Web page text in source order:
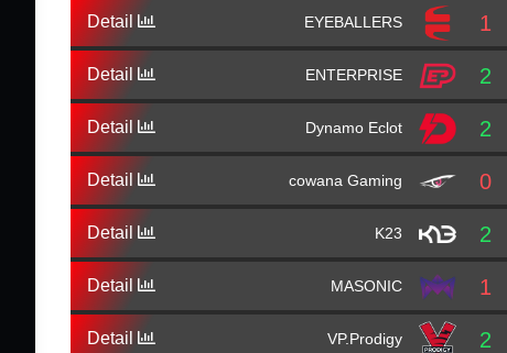
Detail EYEBALLERS 1
Detail ENTERPRISE 2
Detail Dynamo Eclot 2
Detail cowana Gaming 0
Detail K23 2
Detail MASONIC 1
Detail VP.Prodigy 2